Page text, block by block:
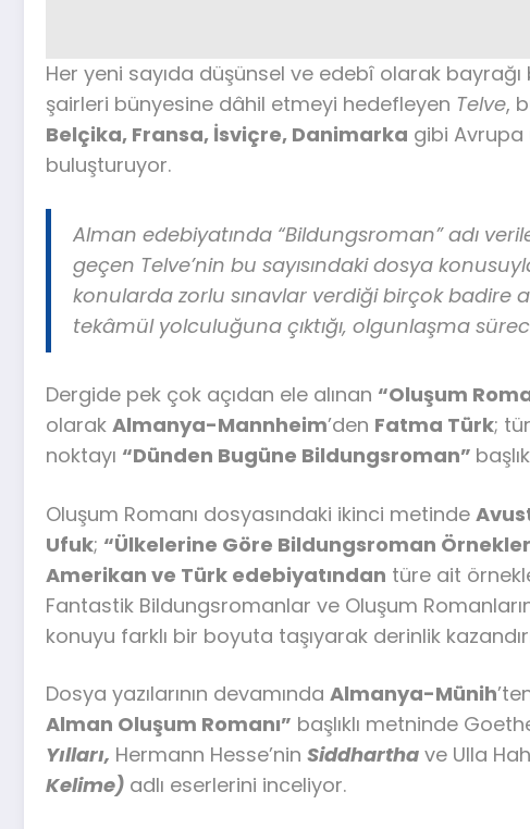
Her yeni sayıda düşünsel ve edebî olarak bayrağı
şairleri bünyesine dâhil etmeyi hedefleyen Telve,
Belçika, Fransa, İsviçre, Danimarka gibi Avrupa
buluşturuyor.
Alman edebiyatında “Bildungsroman” adı
geçen Telve’nin bu sayısındaki dosya
konularda zorlu sınavlar verdiği birçok badire
tekâmül yolculuğuna çıktığı, olgunlaşma
Dergide pek çok açıdan ele alınan “Oluşum
olarak Almanya-Mannheim’den Fatma Türk;
noktayı “Dünden Bugüne Bildungsroman”
Oluşum Romanı dosyasındaki ikinci metinde
Ufuk; “Ülkelerine Göre Bildungsroman
Amerikan ve Türk edebiyatından türe ait
Fantastik Bildungsromanlar ve Oluşum
konuyu farklı bir boyuta taşıyarak derinlik
Dosya yazılarının devamında Almanya-Münih
Alman Oluşum Romanı” başlıklı metninde
Yılları, Hermann Hesse’nin Siddhartha ve Ulla
Kelime) adlı eserlerini inceliyor.